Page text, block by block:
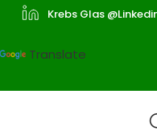
Krebs Glas
Translate